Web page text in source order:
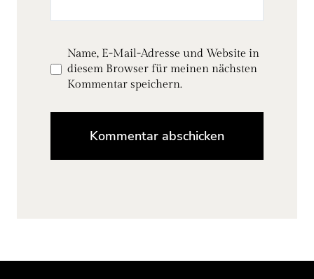
Name, E-Mail-Adresse und Website in
diesem Browser für meinen nächsten
Kommentar speichern.